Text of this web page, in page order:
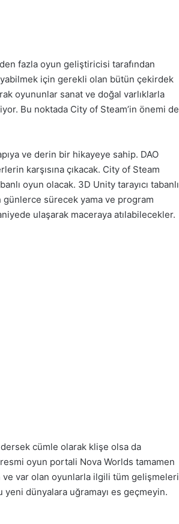
fazla oyun geliştiricisi tarafından
için gerekli olan bütün çekirdek
oyununlar sanat ve doğal varlıklarla
Bu noktada City of Steam’in önemi de
ve derin bir hikayeye sahip. DAO
karşısına çıkacak. City of Steam
oyun olacak. 3D Unity tarayıcı tabanlı
sürecek yama ve program
ulaşarak maceraya atılabilecekler.
cümle olarak klişe olsa da
oyun portali Nova Worlds tamamen
ve var olan oyunlarla ilgili tüm gelişmeleri
yeni dünyalara uğramayı es geçmeyin.